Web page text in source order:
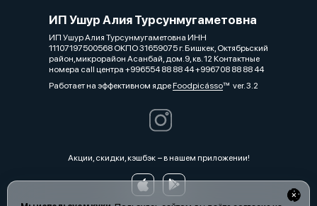
ИП Ушур Алия Турсунмугаметовна
ИП Ушур Алия Турсунмугаметовна ИНН
11107197500568 ОКПО 31659075 г. Бишкек, Октябрьский
район,микрорайон Асанбай, дом.9, кв. 12 Контактные
номера call центра +996554 88 88 44 +996708 88 88 44
Работает на эффективном ядреFoodpicássover. 3.2
Акции, скидки, кэшбэк − в нашем приложении!